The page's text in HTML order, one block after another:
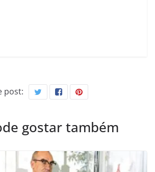
post:
gostar também